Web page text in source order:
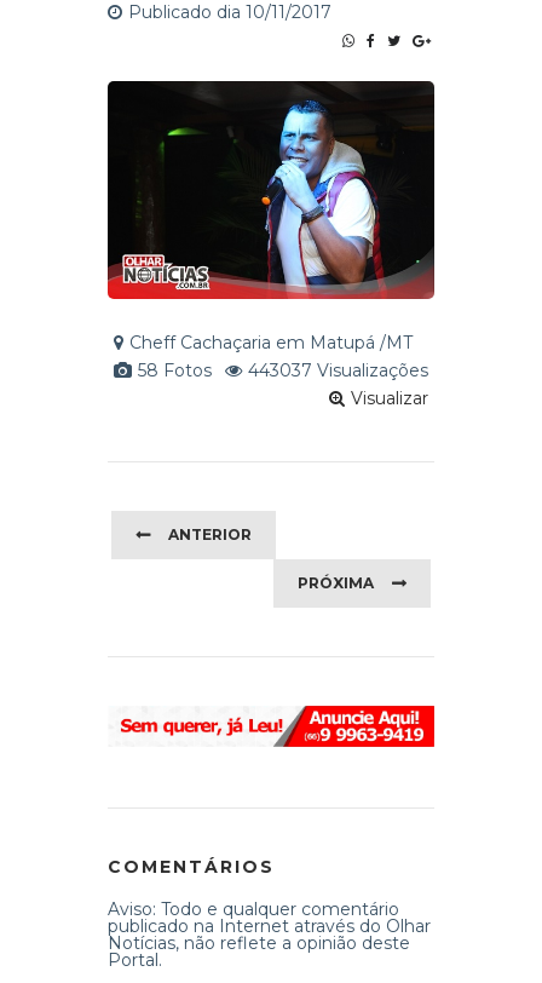
Publicado dia 10/11/2017
Cheff Cachaçaria em Matupá /MT
443037 Visualizações
58 Fotos
Visualizar
ANTERIOR
PRÓXIMA
COMENTÁRIOS
Aviso: Todo e qualquer comentário
publicado na Internet através do Olhar
Notícias, não reflete a opinião deste
Portal.